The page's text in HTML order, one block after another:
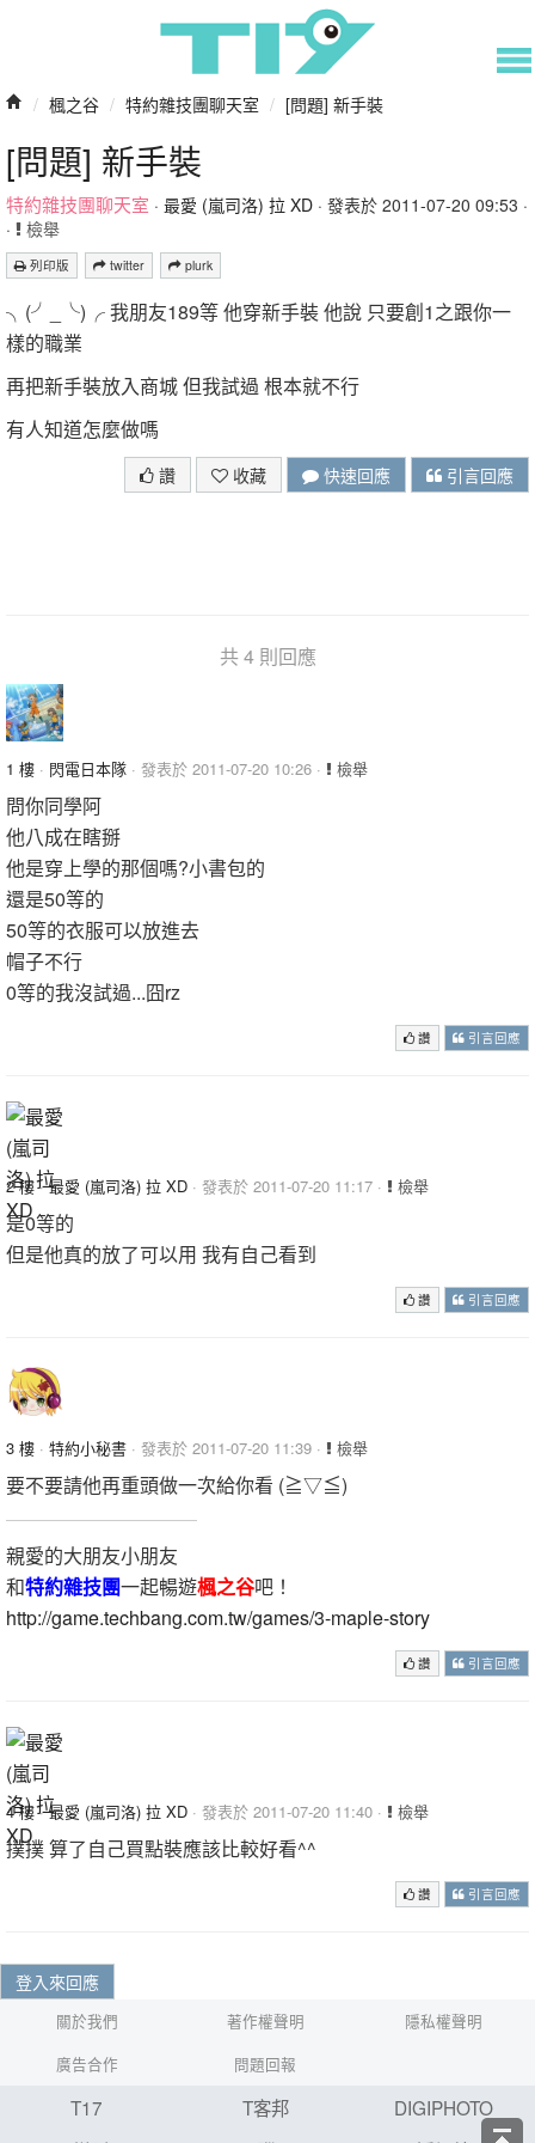
/ 楓之谷 / 特約雜技團聊天室 / [問題] 新手裝
[問題] 新手裝
特約雜技團聊天室 · 最愛 (嵐司洛) 拉 XD · 發表於 2011-07-20 09:53 ·
·
檢舉
列印版 twitter plurk
╮(╯_╰)╭ 我朋友189等 他穿新手裝 他說 只要創1之跟你一
樣的職業
再把新手裝放入商城 但我試過 根本就不行
有人知道怎麼做嗎
讚 收藏 快速回應 引言回應
共 4 則回應
1 樓 · 閃電日本隊 · 發表於 2011-07-20 10:26 · 檢舉
問你同學阿
他八成在瞎掰
他是穿上學的那個嗎?小書包的
還是50等的
50等的衣服可以放進去
帽子不行
0等的我沒試過...囧rz
讚 引言回應
2 樓·最愛 (嵐司洛) 拉 XD · 發表於 2011-07-20 11:17 · 檢舉
是0等的
但是他真的放了可以用 我有自己看到
讚 引言回應
3 樓 · 特約小秘書 · 發表於 2011-07-20 11:39 · 檢舉
要不要請他再重頭做一次給你看 (≧▽≦)
親愛的大朋友小朋友
和特約雜技團一起暢遊楓之谷吧！
http://game.techbang.com.tw/games/3-maple-story
讚 引言回應
4 樓·最愛 (嵐司洛) 拉 XD · 發表於 2011-07-20 11:40 · 檢舉
撲撲 算了自己買點裝應該比較好看^^
讚 引言回應
登入來回應
關於我們 著作權聲明
隱私權聲明
廣告合作
問題回報
T17 T客邦
DIGIPHOTO